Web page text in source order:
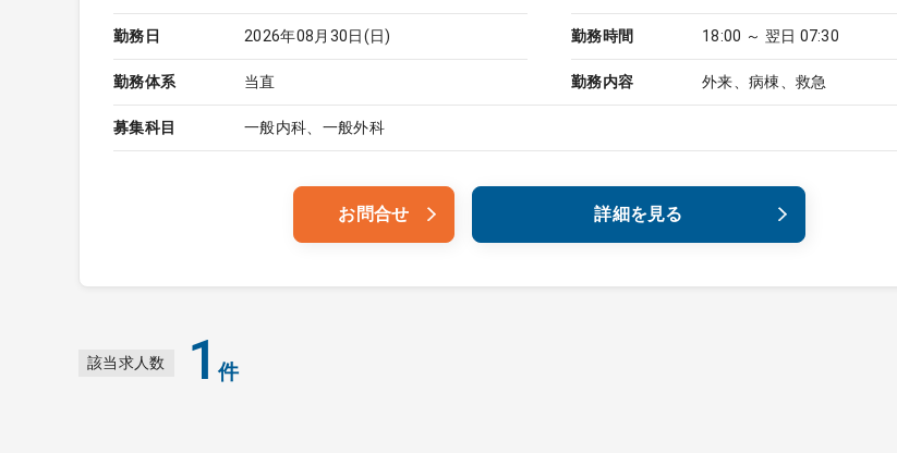
勤務日 2026年08月30日(日) 勤務時間 18:00 ～ 翌日 07:30
勤務体系 当直 勤務内容 外来、病棟、救急
募集科目 一般内科、一般外科
お問合せ 詳細を見る
該当求人数 1 件